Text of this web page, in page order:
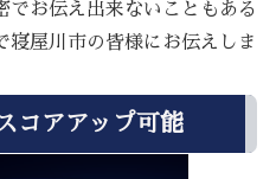
でお伝え出来ないこともある
寝屋川市の皆様にお伝えしま
コアアップ可能